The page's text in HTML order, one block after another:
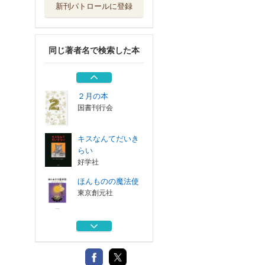
新刊パトロールに登録
同じ著者名で検索した本
妹たちへ 矢川澄
筑摩書房
新編・日本幻想文
学集成 ９
国書刊行会
２月の本
国書刊行会
キスなんてだいき
らい
好学社
ほんものの魔法使
東京創元社
妹たちへ 矢川澄
筑摩書房